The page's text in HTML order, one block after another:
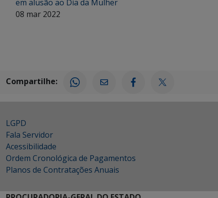
em alusão ao Dia da Mulher
08 mar 2022
Compartilhe:
LGPD
Fala Servidor
Acessibilidade
Ordem Cronológica de Pagamentos
Planos de Contratações Anuais